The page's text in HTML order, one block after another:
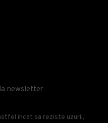
newsletter
incat sa reziste uzurii,